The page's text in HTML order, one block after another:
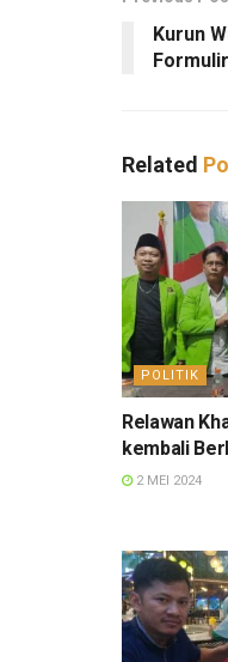
Kurun
Related
POLITIK
Relawan
kembali
2 MEI 2024